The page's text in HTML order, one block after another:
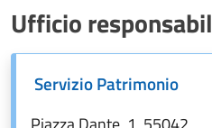
Ufficio
Servizio Patrimonio